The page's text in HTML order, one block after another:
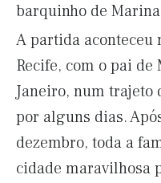
barquinho de
A partida aconteceu
Recife, com o pai
Janeiro, num trajeto
por alguns dias.
dezembro, toda a
cidade maravilhosa